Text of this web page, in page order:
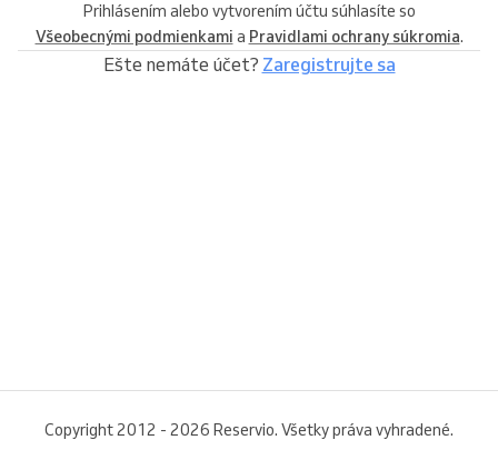
Prihlásením alebo vytvorením účtu súhlasíte so
Všeobecnými podmienkami a Pravidlami ochrany súkromia.
Ešte nemáte účet? Zaregistrujte sa
Copyright 2012 - 2026 Reservio. Všetky práva vyhradené.